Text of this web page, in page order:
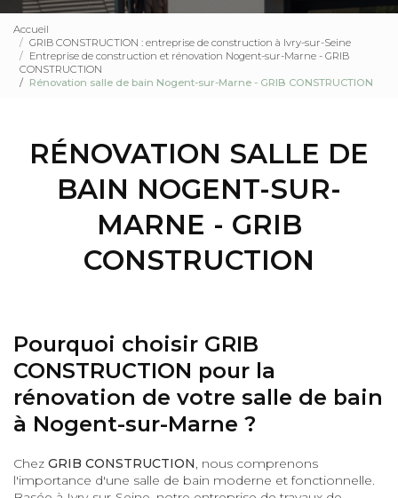
Accueil
GRIB CONSTRUCTION : entreprise de construction à Ivry-sur-Seine
Entreprise de construction et rénovation Nogent-sur-Marne - GRIB
CONSTRUCTION
Rénovation salle de bain Nogent-sur-Marne - GRIB CONSTRUCTION
RÉNOVATION SALLE DE
BAIN NOGENT-SUR-
MARNE - GRIB
CONSTRUCTION
Pourquoi choisir GRIB
CONSTRUCTION pour la
rénovation de votre salle de bain
à Nogent-sur-Marne ?
Chez GRIB CONSTRUCTION, nous comprenons
l'importance d'une salle de bain moderne et fonctionnelle.